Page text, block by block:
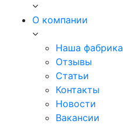
О компании
Наша фабрика
Отзывы
Статьи
Контакты
Новости
Вакансии